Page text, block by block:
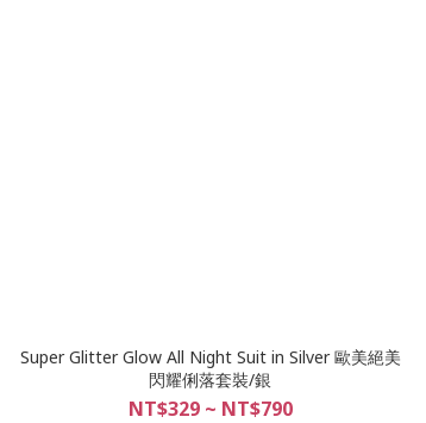
Super Glitter Glow All Night Suit in Silver 歐美絕美
閃耀俐落套裝/銀
NT$329 ~ NT$790